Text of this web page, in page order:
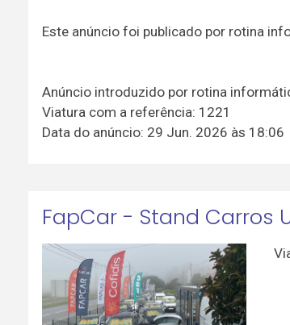
Este anúncio foi publicado por rotina
Anúncio introduzido por rotina
Viatura com a referência: 1221
Data do anúncio: 29 Jun. 2026 às 18:06
FapCar - Stand Carros